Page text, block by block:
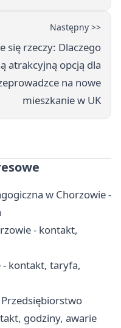
Następny >>
się rzeczy: Dlaczego
atrakcyjną opcją dla
na nowe
mieszkanie w UK
w Chorzowie -
- kontakt,
- kontakt, taryfa,
godziny, awarie